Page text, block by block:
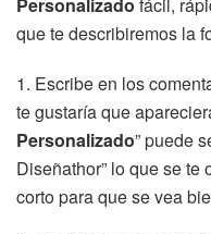
que te describiremos la
1. Escribe en los
te gustaría que
Personalizado” puede
Diseñathor” lo que se
corto para que se vea